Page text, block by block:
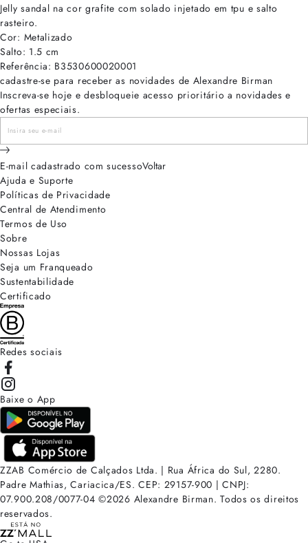
Jelly sandal na cor grafite com solado injetado em tpu e salto
rasteiro.
Cor: Metalizado
Salto: 1.5 cm
Referência: B3530600020001
cadastre-se para receber as novidades de Alexandre Birman
Inscreva-se hoje e desbloqueie acesso prioritário a novidades e
ofertas especiais.
E-mail cadastrado com sucessoVoltar
Ajuda e Suporte
Políticas de Privacidade
Central de Atendimento
Termos de Uso
Sobre
Nossas Lojas
Seja um Franqueado
Sustentabilidade
Certificado
Redes sociais
Baixe o App
ZZAB Comércio de Calçados Ltda. | Rua África do Sul, 2280.
Padre Mathias, Cariacica/ES. CEP: 29157-900 | CNPJ:
07.900.208/0077-04 ©2026 Alexandre Birman. Todos os direitos
reservados.